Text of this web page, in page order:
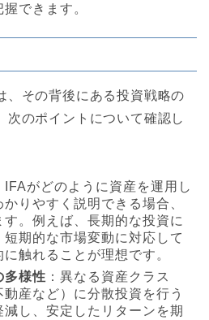
できます。
、その背後にある投資戦略の
次のポイントについて確認し
IFAがどのように資産を運用し
りやすく説明できる場合、
。例えば、長期的な投資に
期的な市場変動に対応して
触れることが理想です。
多様性 ：異なる資産クラス
動産など）に分散投資を行う
減し、安定したリターンを期